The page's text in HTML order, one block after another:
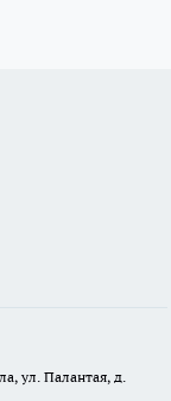
ул. Палантая, д.